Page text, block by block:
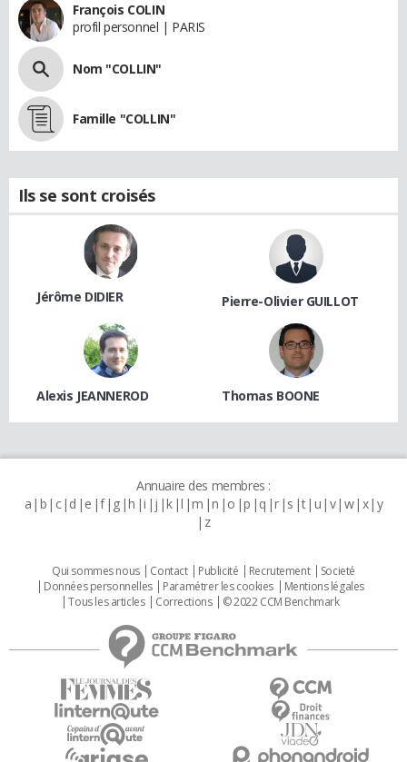
François COLIN
profil personnel | PARIS
Nom "COLLIN"
Famille "COLLIN"
Ils se sont croisés
Jérôme DIDIER Pierre-Olivier GUILLOT
Alexis JEANNEROD Thomas BOONE
Annuaire des membres :
a b c d e f g h i j k l m n o p q r s t u v w x y
z
Qui sommes nous Contact Publicité Recrutement
Societé
Données personnelles
Paramétrer les cookies
Mentions légales
Tous les articles
Corrections © 2022 CCM Benchmark